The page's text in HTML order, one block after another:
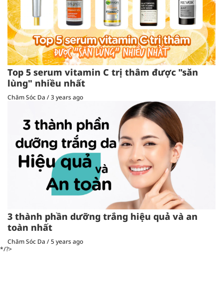
Top 5 serum vitamin C trị thâm được "săn
lùng" nhiều nhất
Chăm Sóc Da /3 years ago
3 thành phần dưỡng trắng hiệu quả và an
toàn nhất
Chăm Sóc Da /5 years ago
*/?>